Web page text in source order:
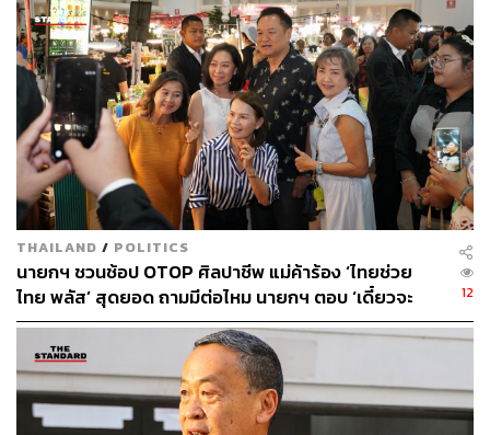
จากการสำรวจเมื่อถามประชาชนถึงประเด็นที่สนใจจากข่าว
การเดินทางเยือนต่างประเทศในช่วง 2 เดือนของนายก
รัฐมนตรี พบว่า ตัวอย่างร้อยละ 39.01 ระบุว่าไม่ได้ติดตาม
ข่าวการเยือนต่างประเทศของนายกรัฐมนตรีเลย รองลงมา
ร้อยละ 24.43 ระบุว่าการเข้าพบผู้นำหรือบุคคลสำคัญในต่าง
ประเทศ, ร้อยละ 24.35 ระบุว่าบทบาทและผลการเยือนต่าง
ประเทศของนายกรัฐมนตรี
เมื่อถามผู้ที่ติดตามข่าวการเดินทางเยือนต่างประเทศของ
นายกรัฐมนตรี (จำนวน 799 หน่วยตัวอย่าง) ถึงความพอใจต่อ
บทบาทของนายกรัฐมนตรี เกี่ยวกับการเดินทางเยือนต่าง
ประเทศในช่วง 2 เดือนที่ผ่านมา พบว่า ตัวอย่างร้อยละ 46.31
ระบุว่าค่อนข้างพอใจ รองลงมาร้อยละ 23.40 ระบุว่าพอใจ
มาก, ร้อยละ 20.27 ระบุว่าไม่ค่อยพอใจ, ร้อยละ 9.39 ระบุว่า
ไม่พอใจเลย และร้อยละ 0.63 ระบุว่าไม่ทราบ/ไม่ตอบ/ไม่
THAILAND / POLITICS
นายกฯ ชวนช้อป OTOP ศิลปาชีพ แม่ค้าร้อง ‘ไทยช่วย
ไทย พลัส’ สุดยอด ถามมีต่อไหม นายกฯ ตอบ ‘เดี๋ยวจะ
พยายาม’
12